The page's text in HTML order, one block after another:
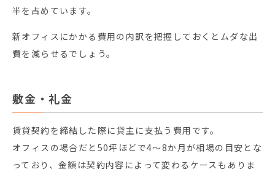
半を占めています。
新オフィスにかかる費用の内訳を把握しておくとムダな出
費を減らせるでしょう。
敷金・礼金
賃貸契約を締結した際に貸主に支払う費用です。
オフィスの場合だと50坪ほどで4～8か月が相場の目安とな
っており、金額は契約内容によって変わるケースもありま